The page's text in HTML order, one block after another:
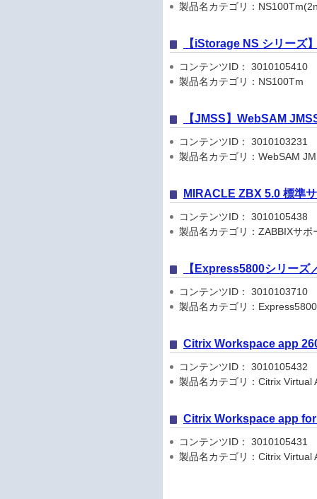
製品名カテゴリ：
【iStorage NS シリーズ
コンテンツID： 3010105410
製品名カテゴリ：NS100Tm
【JMSS】WebSAM
コンテンツID： 3010103231
製品名カテゴリ：WebSAM
MIRACLE ZBX 5.0 標準
コンテンツID： 3010105438
製品名カテゴリ：ZABBIXサポ
【Express5800シリー
コンテンツID： 3010103710
製品名カテゴリ：
Citrix Workspace app
コンテンツID： 3010105432
製品名カテゴリ：Citrix
Citrix Workspace app for
コンテンツID： 3010105431
製品名カテゴリ：Citrix